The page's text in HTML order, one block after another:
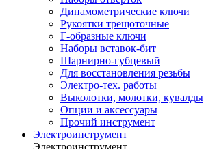
Динамометрические ключи
Рукоятки трещоточные
Г-образные ключи
Наборы вставок-бит
Шарнирно-губцевый
Для восстановления резьбы
Электро-тех. работы
Выколотки, молотки, кувалды
Опции и аксессуары
Прочий инструмент
Электроинструмент
Электроинструмент